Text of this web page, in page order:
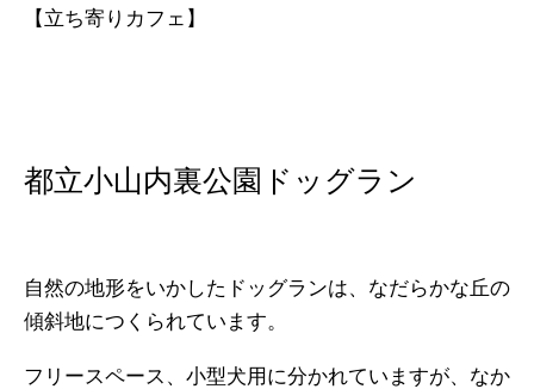
【立ち寄りカフェ】
都立小山内裏公園ドッグラン
自然の地形をいかしたドッグランは、なだらかな丘の
傾斜地につくられています。
フリースペース、小型犬用に分かれていますが、なか